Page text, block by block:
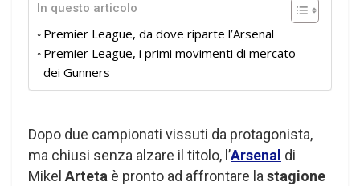
In questo articolo
Premier League, da dove riparte l’Arsenal
Premier League, i primi movimenti di mercato
dei Gunners
Dopo due campionati vissuti da protagonista,
ma chiusi senza alzare il titolo, l’Arsenal di
Mikel Arteta è pronto ad affrontare la stagione